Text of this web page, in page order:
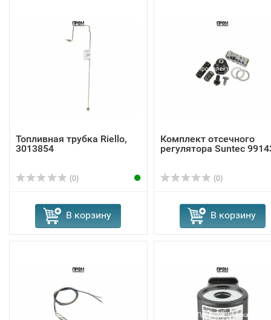
Топливная трубка Riello,
3013854
(0)
В корзину
Комплект отсечного
регулятора Suntec
(0)
В корзину